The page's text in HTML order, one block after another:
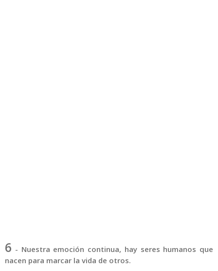
6 - Nuestra emoción continua, hay seres humanos que
nacen para marcar la vida de otros.